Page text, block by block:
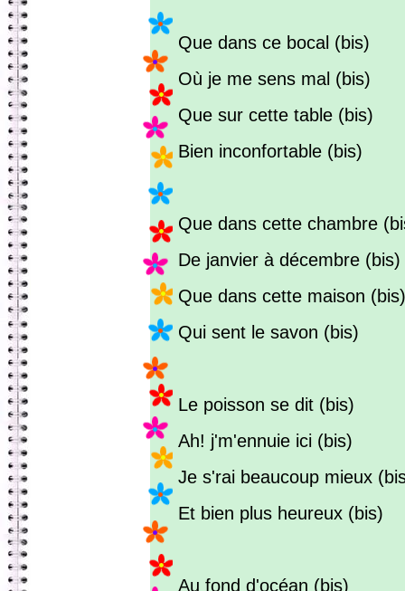
Que dans ce bocal (bis)
Où je me sens mal (bis)
Que sur cette table (bis)
Bien inconfortable (bis)
Que dans cette chambre
De janvier à décembre (bis)
Que dans cette maison (bis)
Qui sent le savon (bis)
Le poisson se dit (bis)
Ah! j'm'ennuie ici (bis)
Je s'rai beaucoup mieux
Et bien plus heureux (bis)
Au fond d'océan (bis)